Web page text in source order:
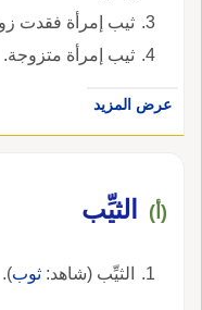
ثيب إمرأة فقدت
ثيب إمرأة متزوجة.
عرض المزيد
(أ) الثيِّب
الثيِّب (شاهد: ثوب).